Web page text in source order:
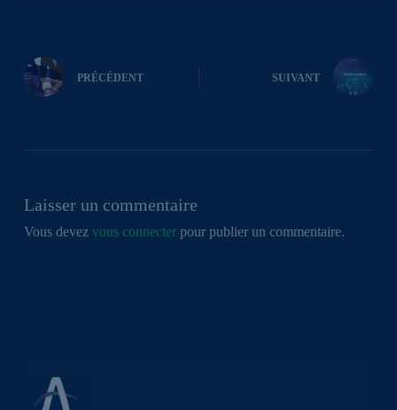
PRÉCÉDENT SUIVANT
Laisser un commentaire
Vous devez vous connecterpour publier un commentaire.